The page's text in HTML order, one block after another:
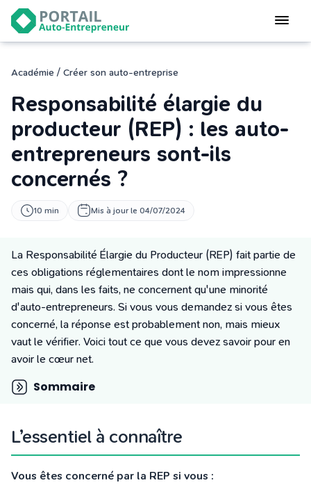
Devenir
auto-entrepreneur
logiciel de facturation
Modifier
mon auto-entreprise
Cesser
mon activité
CONNEXION
Statut auto-entrepreneur
Programmes de Formation
L’académie
Tarifs
Blog
Académie / Créer son auto-entreprise
Responsabilité élargie du
producteur (REP) : les auto-
entrepreneurs sont-ils
concernés ?
10 min Mis à jour le 04/07/2024
La Responsabilité Élargie du Producteur (REP) fait partie de
ces obligations réglementaires dont le nom impressionne
mais qui, dans les faits, ne concernent qu'une minorité
d'auto-entrepreneurs. Si vous vous demandez si vous êtes
concerné, la réponse est probablement non, mais mieux
vaut le vérifier. Voici tout ce que vous devez savoir pour en
avoir le cœur net.
Sommaire
L’essentiel à connaître
Vous êtes concerné par la REP si vous :